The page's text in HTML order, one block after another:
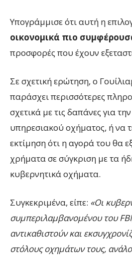
Υπογράμμισε ότι αυτή η
οικονομικά πιο
προσφορές που έχουν
Σε σχετική ερώτηση, ο
παράσχει περισσότερες
σχετικά με τις δαπάνες για
υπηρεσιακού οχήματος, ή να
εκτίμηση ότι η αγορά του θα
χρήματα σε σύγκριση με τα
κυβερνητικά οχήματα.
Συγκεκριμένα, είπε: «Οι
συμπεριλαμβανομένου του
αντικαθιστούν και
στόλους οχημάτων τους,